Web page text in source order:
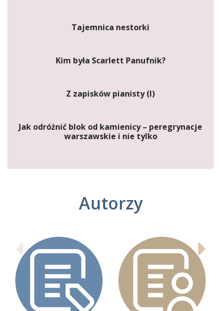
Tajemnica nestorki
Kim była Scarlett Panufnik?
Z zapisków pianisty (I)
Jak odróżnić blok od kamienicy – peregrynacje
warszawskie i nie tylko
Autorzy